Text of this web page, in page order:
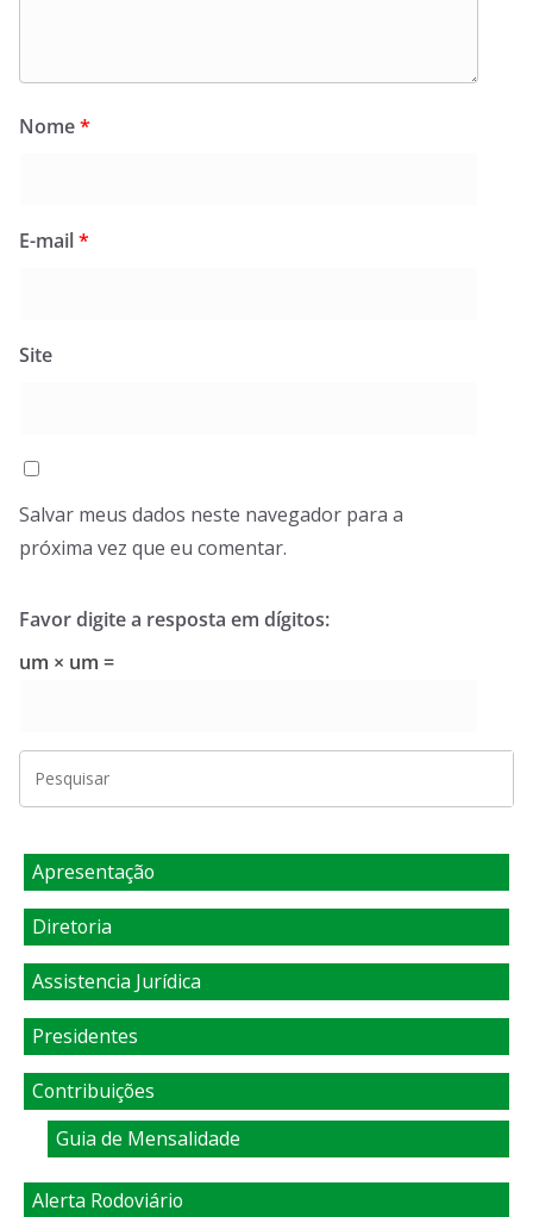
Nome*
E-mail*
Site
Salvar meus dados neste navegador para a
próxima vez que eu comentar.
Favor digite a resposta em dígitos:
um × um =
Apresentação
Diretoria
Assistencia Jurídica
Presidentes
Contribuições
Guia de Mensalidade
Alerta Rodoviário